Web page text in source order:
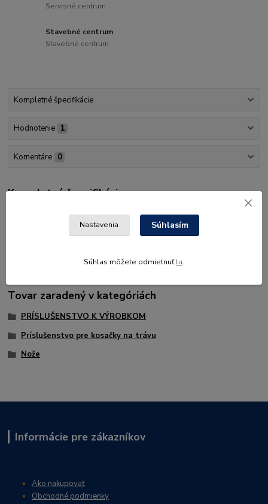
Servisné centrum
Stavebné centrum
Stavebné centrum
Kompletné špecifikácie
Hodnotenie 1
Komentáre 0
Kompletné špecifikácie
534975501, nôž zberací
534975601, nôž mulčovací
Tovar zaradený v kategóriách
PRÍSLUŠENSTVO K VÝROBKOM
Príslušenstvo pre kosačky na trávu
Nože
Informácie pre zákazníkov
Ako nakupovať
Obchodné podmienky
Nastavenia Súhlasím
Súhlas môžete odmietnuťtu.